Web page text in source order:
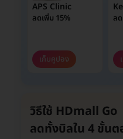
APS Clinic
ลดเพิ่ม 15%
เก็บคูปอง
ล
วิธีใช้ HDmall Go
ลดทั้งบิลใน 4 ขั้นต